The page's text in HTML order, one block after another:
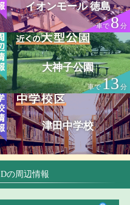
イオンモール 徳島
車で8分
大神子公園
車で13 分
津田中学校
の周辺情報